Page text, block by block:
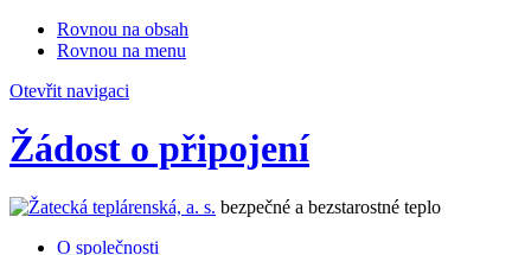
Rovnou na obsah
Rovnou na menu
Otevřit navigaci
Žádost o připojení
bezpečné a bezstarostné teplo
O společnosti